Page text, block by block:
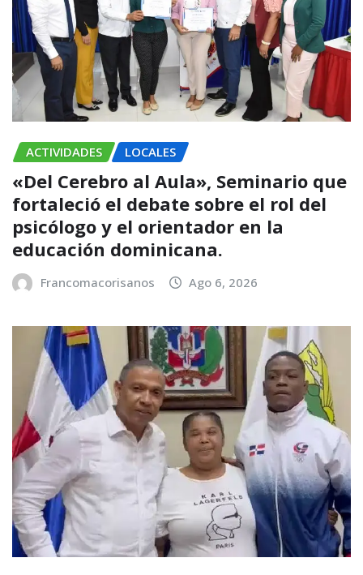
ACTIVIDADES LOCALES
«Del Cerebro al Aula», Seminario que
fortaleció el debate sobre el rol del
psicólogo y el orientador en la
educación dominicana.
Francomacorisanos Ago 6, 2026